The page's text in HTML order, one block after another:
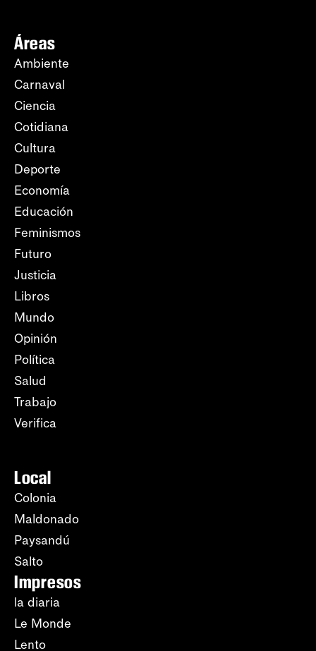
Áreas
Ambiente
Carnaval
Ciencia
Cotidiana
Cultura
Deporte
Economía
Educación
Feminismos
Futuro
Justicia
Libros
Mundo
Opinión
Política
Salud
Trabajo
Verifica
Local
Colonia
Maldonado
Paysandú
Salto
Impresos
la diaria
Le Monde
Lento